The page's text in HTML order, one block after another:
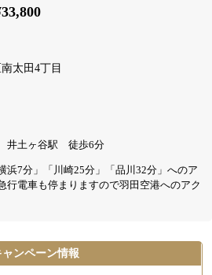
太田4丁目
井土ヶ谷駅 徒歩6分
浜7分」「川崎25分」「品川32分」へのア
行電車も停まりますので羽田空港へのアク
ャンペーン情報